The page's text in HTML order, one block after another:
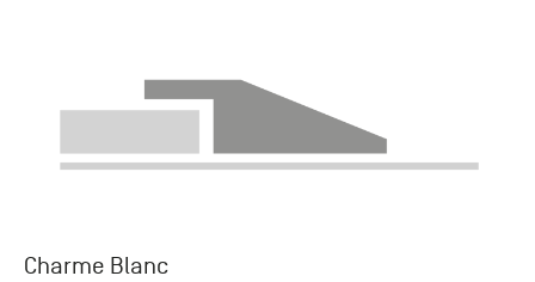
Charme Blanc